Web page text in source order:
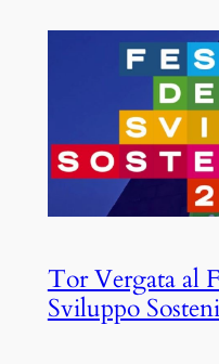
Tor Vergata al
Sviluppo